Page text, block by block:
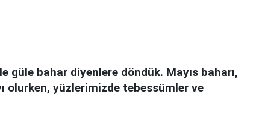
güle bahar diyenlere döndük. Mayıs baharı,
olurken, yüzlerimizde tebessümler ve